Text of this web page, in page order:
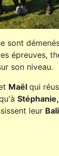
sont
épreuves,
son niveau.
Maël qui
leur